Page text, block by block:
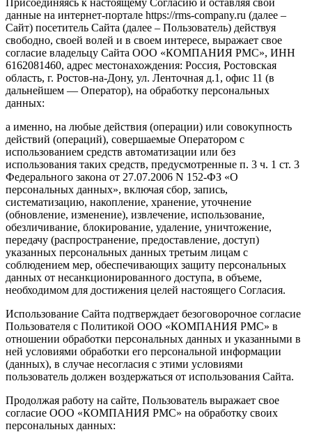
данные на интернет-портале https://rms-company.ru (далее –
Сайт) посетитель Сайта (далее – Пользователь) действуя
свободно, своей волей и в своем интересе, выражает свое
согласие владельцу Сайта ООО «КОМПАНИЯ РМС», ИНН
6162081460, адрес местонахождения: Россия, Ростовская
область, г. Ростов-на-Дону, ул. Ленточная д.1, офис 11 (в
дальнейшем — Оператор), на обработку персональных
данных:
а именно, на любые действия (операции) или совокупность
действий (операций), совершаемые Оператором с
использованием средств автоматизации или без
использования таких средств, предусмотренные п. 3 ч. 1 ст. 3
Федерального закона от 27.07.2006 N 152-ФЗ «О
персональных данных», включая сбор, запись,
систематизацию, накопление, хранение, уточнение
(обновление, изменение), извлечение, использование,
обезличивание, блокирование, удаление, уничтожение,
передачу (распространение, предоставление, доступ)
указанных персональных данных третьим лицам с
соблюдением мер, обеспечивающих защиту персональных
данных от несанкционированного доступа, в объеме,
необходимом для достижения целей настоящего Согласия.
Использование Сайта подтверждает безоговорочное согласие
Пользователя с Политикой ООО «КОМПАНИЯ РМС» в
отношении обработки персональных данных и указанными в
ней условиями обработки его персональной информации
(данных), в случае несогласия с этими условиями
пользователь должен воздержаться от использования Сайта.
Продолжая работу на сайте, Пользователь выражает свое
согласие ООО «КОМПАНИЯ РМС» на обработку своих
персональных данных: